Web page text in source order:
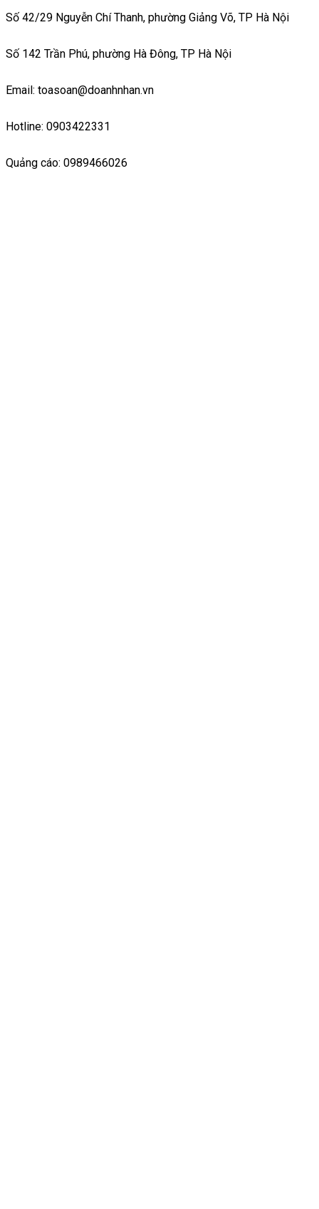
Số 42/29 Nguyễn Chí Thanh, phường Giảng Võ, TP Hà Nội
Số 142 Trần Phú, phường Hà Đông, TP Hà Nội
Email: toasoan@doanhnhan.vn
Hotline: 0903422331
Quảng cáo: 0989466026